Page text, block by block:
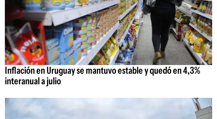
Inflación en Uruguay se mantuvo estable y quedó en 4,3%
interanual a julio